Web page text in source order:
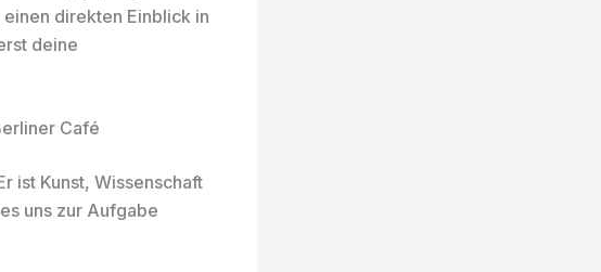
direkten Einblick in
deine
Café
ist Kunst, Wissenschaft
uns zur Aufgabe